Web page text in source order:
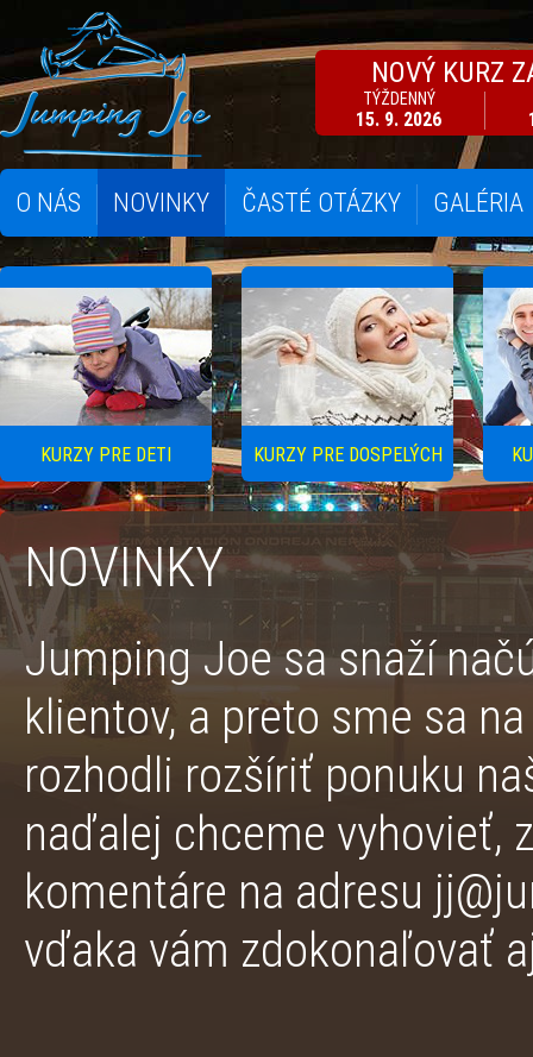
NOVÝ KURZ
TÝŽDENNÝ
15. 9. 2026
O NÁS NOVINKY ČASTÉ OTÁZKY GALÉRIA
KURZY PRE DETI KURZY PRE DOSPELÝCH
NOVINKY
Jumping Joe sa snaží
klientov, a preto sme sa
rozhodli rozšíriť ponuku
naďalej chceme vyhovieť,
komentáre na adresu
vďaka vám zdokonaľovať